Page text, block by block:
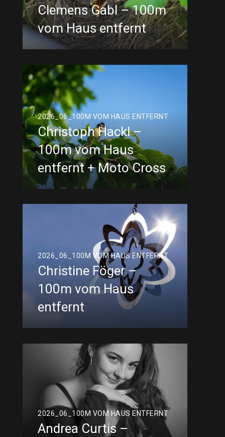
Clemens Gabl – 100m
vom Haus entfernt
2026_06_100M VOM HAUS ENTFERNT
Christoph Hackl –
100m vom Haus
entfernt + Moto Cross
2026_06_100M VOM HAUS ENTFERNT
Christine Föger –
100m vom Haus
entfernt
2026_06_100M VOM HAUS ENTFERNT
Andrea Curtis –